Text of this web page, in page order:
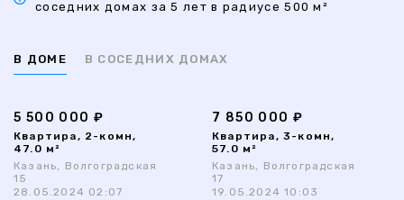
соседних домах за 5 лет в радиусе 500 м²
В ДОМЕ В СОСЕДНИХ ДОМАХ
5 500 000 ₽
Квартира, 2-комн,
47.0 м²
Казань, Волгоградская
15
28.05.2024 02:07
7 850 000 ₽
Квартира, 3-комн,
57.0 м²
Казань, Волгоградская
17
19.05.2024 10:03